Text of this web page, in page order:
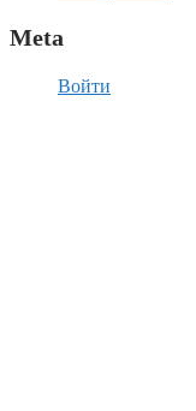
Meta
Войти